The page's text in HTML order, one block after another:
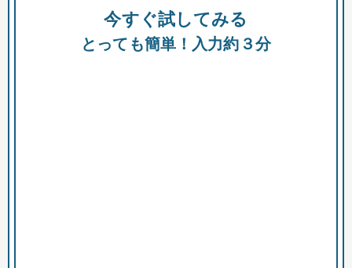
今すぐ試してみる
とっても簡単！入力約３分